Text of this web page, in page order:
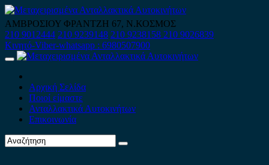
Skip
to
content
ΑΜΒΡΟΣΙΟΥ ΦΡΑΝΤΖΗ 67, Ν.ΚΟΣΜΟΣ
210 9012444 210 9239148 210 9238158 210 9026839
Κινητό-Viber-whatsapp : 6980507900
Primary
Αρχική Σελίδα
Ποιοί είμαστε
Ανταλλακτικά Αυτοκινήτων
Επικοινωνία